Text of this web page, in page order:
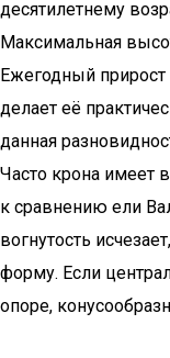
десятилетнему
Максимальная
Ежегодный
делает её
данная
Часто крона имеет
к сравнению ели
вогнутость
форму. Если
опоре,